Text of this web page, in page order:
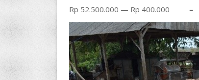
Rp 52.500.000 — Rp 400.000 =